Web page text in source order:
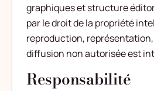
graphiques et structure
par le droit de la propriété
reproduction,
diffusion non autorisée est
Responsabilité